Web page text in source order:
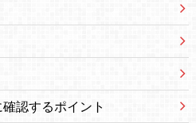
認するポイント